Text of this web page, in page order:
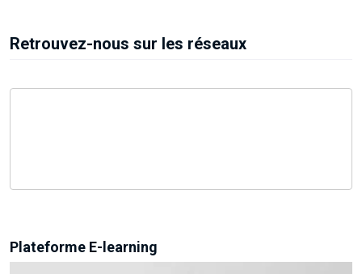
Retrouvez-nous sur les réseaux
Plateforme E-learning